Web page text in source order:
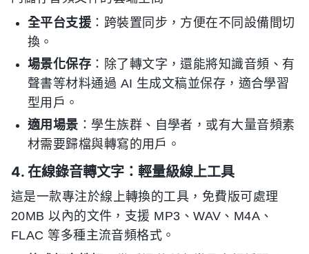
全平台支援 ：跨裝置同步，方便在不同設備間切
換。
場景化保存 ：除了轉文字，還能將知識音頻、有
聲書等材料通過 AI 生成文稿並保存，適合學習
型用戶。
適用場景 ：學生族群、自學者，或有大量音頻素
材需要歸檔與轉寫的用戶。
4. 在線錄音轉文字：輕量級線上工具
這是一款專注於線上轉換的工具，免費版可處理
20MB 以內的文件，支援 MP3、WAV、M4A、
FLAC 等多種主流音頻格式。